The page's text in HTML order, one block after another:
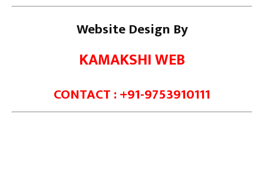
Website Design By
KAMAKSHI WEB
CONTACT : +91-9753910111